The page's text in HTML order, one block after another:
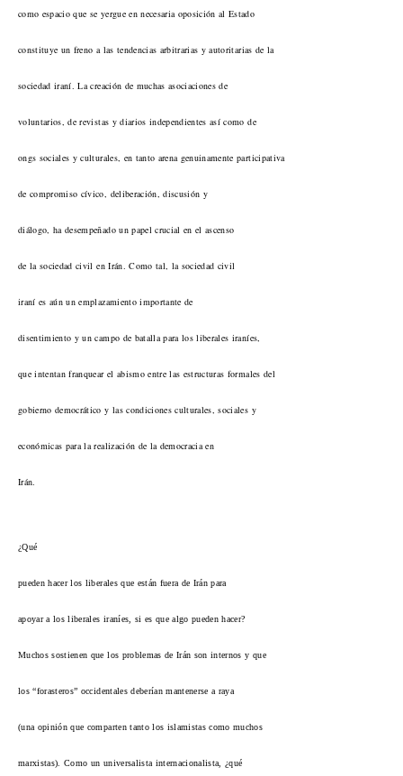
como espacio que se yergue en necesaria oposición al Estado
constituye un freno a las tendencias arbitrarias y autoritarias de la
sociedad iraní. La creación de muchas asociaciones de
voluntarios, de revistas y diarios independientes así como de
ongs sociales y culturales, en tanto arena genuinamente participativa
de compromiso cívico, deliberación, discusión y
diálogo, ha desempeñado un papel crucial en el ascenso
de la sociedad civil en Irán. Como tal, la sociedad civil
iraní es aún un emplazamiento importante de
disentimiento y un campo de batalla para los liberales iraníes,
que intentan franquear el abismo entre las estructuras formales del
gobierno democrático y las condiciones culturales, sociales y
económicas para la realización de la democracia en
Irán.
¿Qué
pueden hacer los liberales que están fuera de Irán para
apoyar a los liberales iraníes, si es que algo pueden hacer?
Muchos sostienen que los problemas de Irán son internos y que
los “forasteros” occidentales deberían mantenerse a raya
(una opinión que comparten tanto los islamistas como muchos
marxistas). Como un universalista internacionalista, ¿qué